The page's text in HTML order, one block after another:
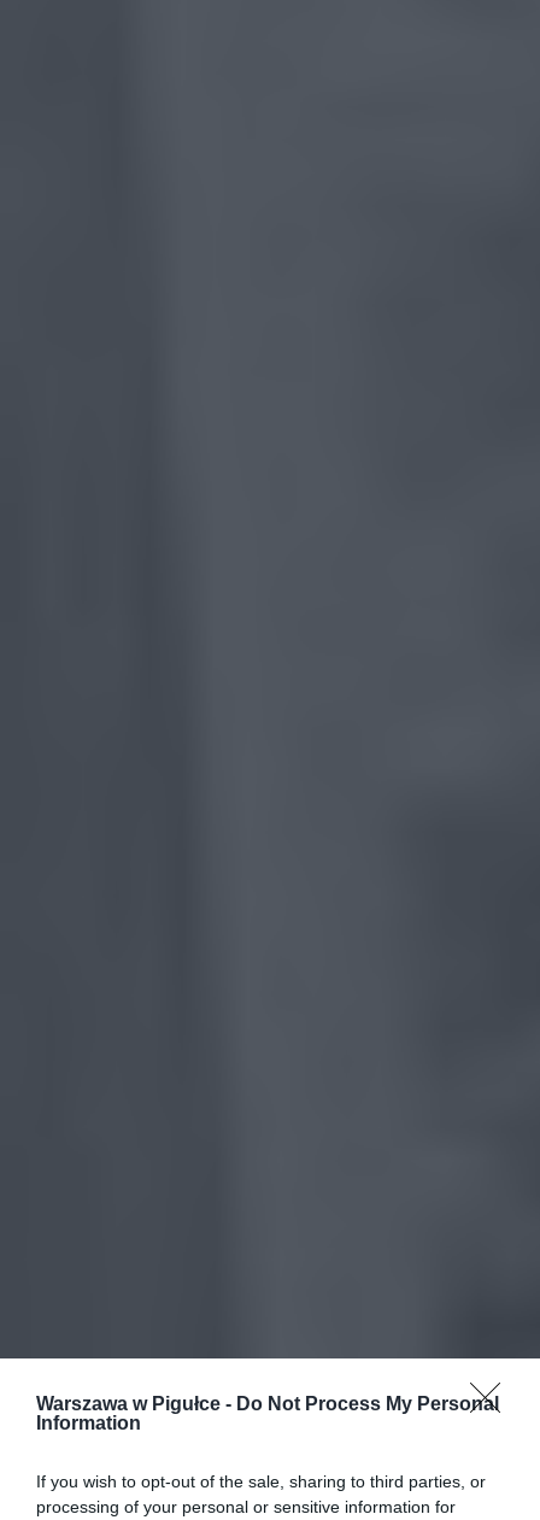
Warszawa w Pigułce - Do Not Process My Personal
Information
If you wish to opt-out of the sale, sharing to third parties, or
processing of your personal or sensitive information for